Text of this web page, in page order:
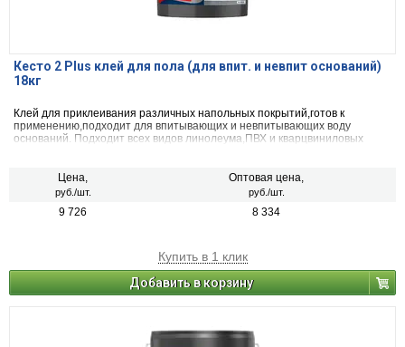
Кесто 2 Plus клей для пола (для впит. и невпит оснований)
18кг
Клей для приклеивания различных напольных покрытий,готов к
применению,подходит для впитывающих и невпитывающих воду
оснований. Подходит всех видов линолеума,ПВХ и кварцвиниловых
пластмассовых облицовок для стен толщиной более, чем 0,6 мм.
Цена,
руб./шт.
Оптовая цена,
руб./шт.
9 726 8 334
Купить в 1 клик
Добавить в корзину